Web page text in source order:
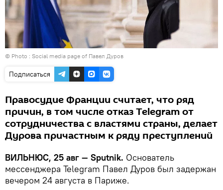
© Photo : Social media page of Павел Дуров
Подписаться
Правосудие Франции считает, что ряд
причин, в том числе отказ Telegram от
сотрудничества с властями страны, делает
Дурова причастным к ряду преступлений
ВИЛЬНЮС, 25 авг — Sputnik. Основатель
мессенджера Telegram Павел Дуров был задержан
вечером 24 августа в Париже.